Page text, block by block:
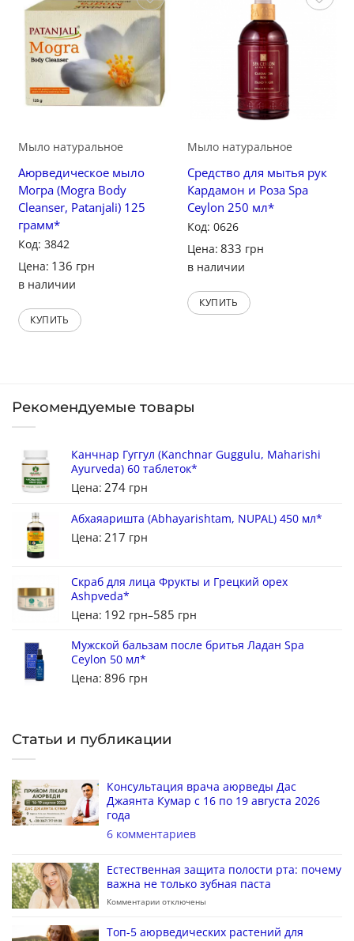
Сохранить
Мыло натуральное
Аюрведическое мыло
Могра (Mogra Body
Cleanser, Patanjali) 125
грамм*
Код: 3842
Цена: 136 грн
в наличии
КУПИТЬ
Сохранить
Мыло натуральное
Средство для мытья рук
Кардамон и Роза Spa
Ceylon 250 мл*
Код: 0626
Цена: 833 грн
в наличии
КУПИТЬ
Рекомендуемые товары
Канчнар Гуггул (Kanchnar Guggulu, Maharishi
Ayurveda) 60 таблеток*
Цена: 274 грн
Абхаяаришта (Abhayarishtam, NUPAL) 450 мл*
Цена: 217 грн
Скраб для лица Фрукты и Грецкий орех
Ashpveda*
Цена: 192 грн–585 грн
Мужской бальзам после бритья Ладан Spa
Ceylon 50 мл*
Цена: 896 грн
Статьи и публикации
Консультация врача аюрведы Дас
Джаянта Кумар с 16 по 19 августа 2026
года
6 комментариев
Естественная защита полости рта: почему
важна не только зубная паста
Комментарии отключены
Топ-5 аюрведических растений для